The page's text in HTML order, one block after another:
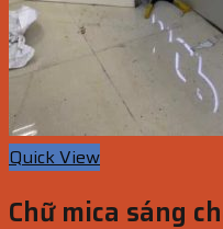
Quick View
Chữ mica sáng